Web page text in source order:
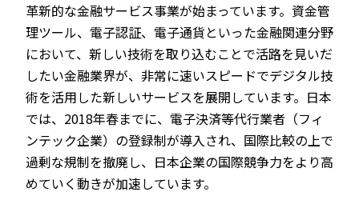
革新的な金融サービス事業が始まっています。資金管
理ツール、電子認証、電子通貨といった金融関連分野
において、新しい技術を取り込むことで活路を見いだ
したい金融業界が、非常に速いスピードでデジタル技
術を活用した新しいサービスを展開しています。日本
では、2018年春までに、電子決済等代行業者（フィ
ンテック企業）の登録制が導入され、国際比較の上で
過剰な規制を撤廃し、日本企業の国際競争力をより高
めていく動きが加速しています。